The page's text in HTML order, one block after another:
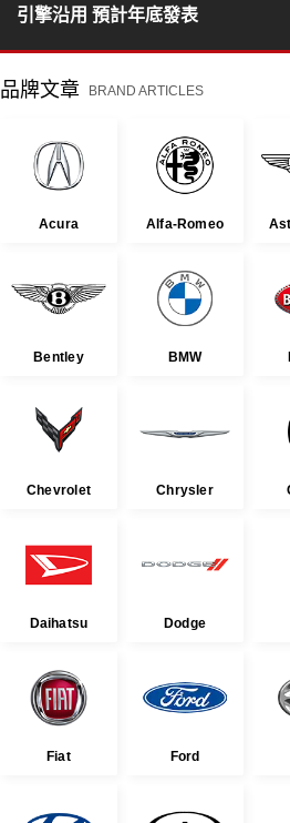
引擎沿用 預計年底發表
品牌文章 BRAND ARTICLES
Acura Alfa-Romeo
Bentley BMW
Chevrolet Chrysler
Daihatsu Dodge
Fiat Ford